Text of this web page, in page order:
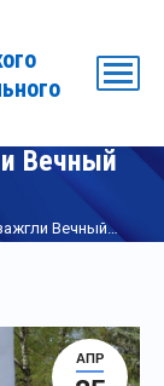
Вечный
Вечный…
АПР